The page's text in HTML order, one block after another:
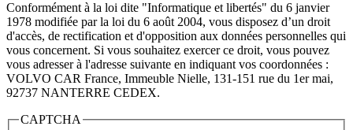
Conformément à la loi dite "Informatique et libertés" du 6 janvier
1978 modifiée par la loi du 6 août 2004, vous disposez d’un droit
d'accès, de rectification et d'opposition aux données personnelles qui
vous concernent. Si vous souhaitez exercer ce droit, vous pouvez
vous adresser à l'adresse suivante en indiquant vos coordonnées :
VOLVO CAR France, Immeuble Nielle, 131-151 rue du 1er mai,
92737 NANTERRE CEDEX.
CAPTCHA